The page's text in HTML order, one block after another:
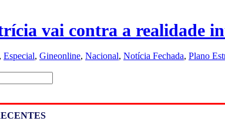
vai contra a realidade
, Especial, Gineonline, Nacional, Notícia Fechada, Plano